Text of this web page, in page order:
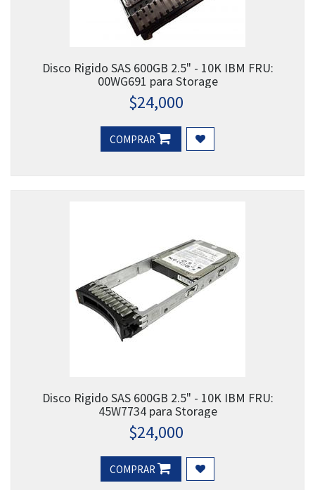
Disco Rigido SAS 600GB 2.5" - 10K IBM FRU:
00WG691 para Storage
$24,000
COMPRAR
Disco Rigido SAS 600GB 2.5" - 10K IBM FRU:
45W7734 para Storage
$24,000
COMPRAR